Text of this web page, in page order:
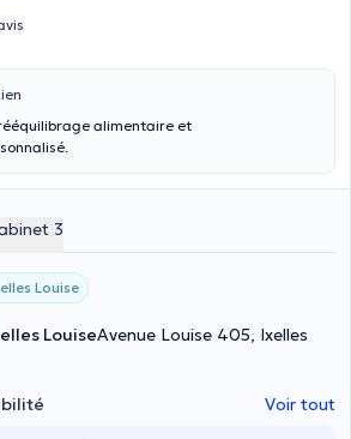
alimentaire et
3
Louise
LouiseAvenue Louise 405, Ixelles
Voir tout